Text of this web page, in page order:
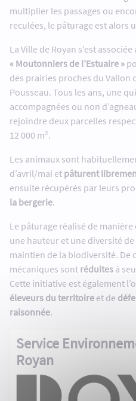
multiplier les passages ou
reculées, le pâturage est alors
La Ville de Royan s’est associée
« Moutonniers de l’Estuaire »
des prairies proches du Vallon
Pousseau. Tous les ans, une
accompagnées ou non
rejoindre deux parcelles
12 000 m².
Les animaux sont
d’avril/mai et pâturent
ensuite récupérés par leurs
la bergerie.
Le pâturage réalisé de
une hauteur et une diversité
maintien de la biodiversité. De
mécaniques sont réduites à
Cette initiative est également
éleveurs du territoire et de
raisonnée.
Service
Royan